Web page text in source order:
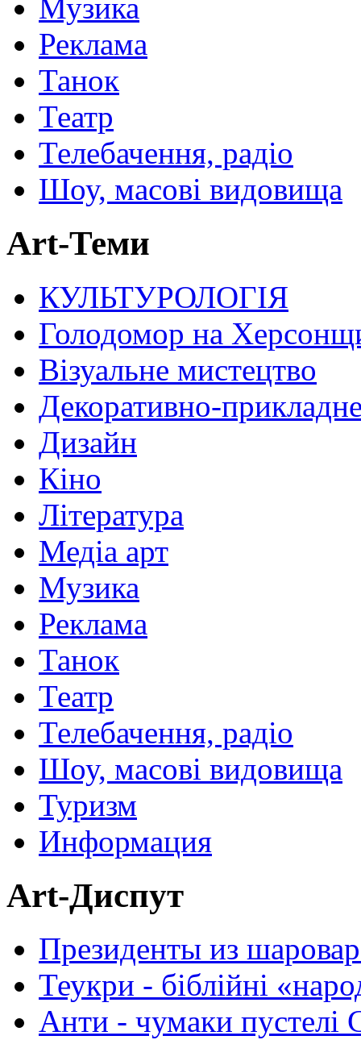
Музика
Реклама
Танок
Театр
Телебачення, радіо
Шоу, масові видовища
Art-Теми
КУЛЬТУРОЛОГІЯ
Голодомор на
Візуальне мистецтво
Декоративно-
Дизайн
Кіно
Література
Медіа арт
Музика
Реклама
Танок
Театр
Телебачення, радіо
Шоу, масові видовища
Туризм
Информация
Art-Диспут
Президенты из
Теукри - біблійні
Анти - чумаки пустелі